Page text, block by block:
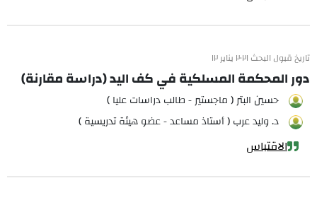
تاريخ قبول البحث ٢٠٢١ يناير ١٢
دور المحكمة المسلكية في كف اليد (دراسة مقارنة)
حسين البتر ( ماجستير - طالب دراسات عليا )
د. وليد عرب ( أستاذ مساعد - عضو هيئة تدريسية )
الاقتباس